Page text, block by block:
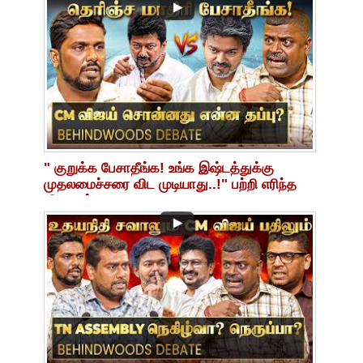
" குறுக்க பேசாதீங்க! உங்க இஷ்டத்துக்கு
முதலமைச்சரை விட முடியாது..!" பற்றி எரிந்த
விவாதம்